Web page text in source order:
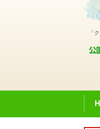
「